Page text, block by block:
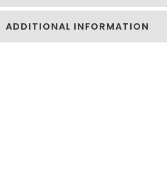
ADDITIONAL INFORMATION